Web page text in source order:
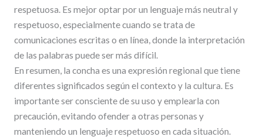
respetuosa. Es mejor optar por un lenguaje más neutral y
respetuoso, especialmente cuando se trata de
comunicaciones escritas o en línea, donde la interpretación
de las palabras puede ser más difícil.
En resumen, la concha es una expresión regional que tiene
diferentes significados según el contexto y la cultura. Es
importante ser consciente de su uso y emplearla con
precaución, evitando ofender a otras personas y
manteniendo un lenguaje respetuoso en cada situación.